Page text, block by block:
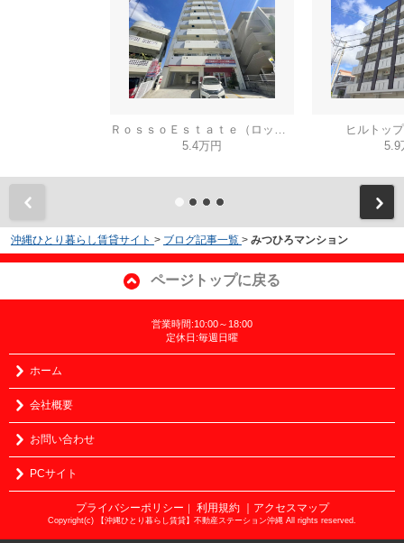
ＲｏｓｓｏＥｓｔａｔｅ（ロッソエスターテ）
5.4万円
ヒルトッ
5.9
沖縄ひとり暮らし賃貸サイト > ブログ記事一覧 > みつひろマンション
ページトップに戻る
営業時間:10:00～18:00
定休日:毎週日曜
ホーム
会社概要
お問い合わせ
PCサイト
プライバシーポリシー 利用規約 ｜アクセスマップ
Copyright(c) 【沖縄ひとり暮らし賃貸】不動産ステーション沖縄 All rights reserved.